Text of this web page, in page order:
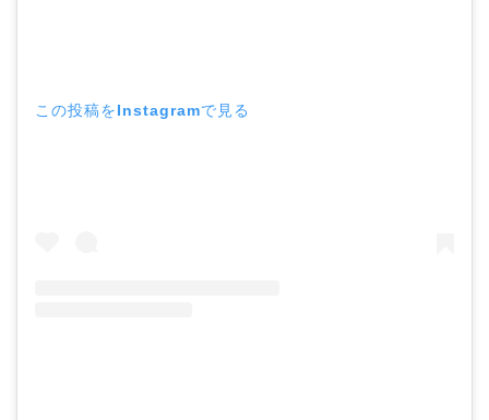
この投稿をInstagramで見る